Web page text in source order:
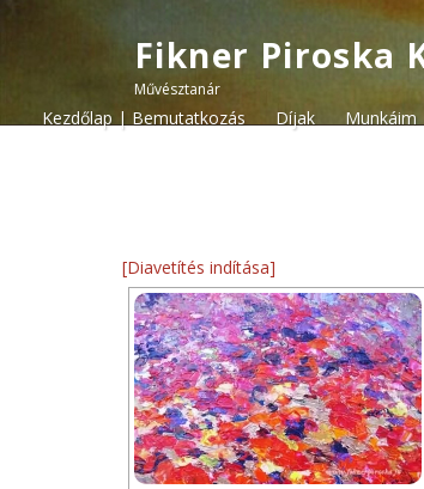
Fikner Piroska
Művésztanár
Kezdőlap | Bemutatkozás Díjak Munkáim
[Diavetítés indítása]